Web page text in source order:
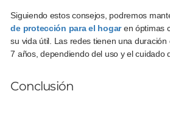
Siguiendo estos consejos, podremos
de protección para el hogaren óptimas
su vida útil. Las redes tienen una
7 años, dependiendo del uso y el cuidado
Conclusión